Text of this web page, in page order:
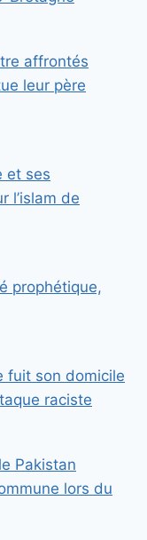
affrontés
leur père
et ses
l’islam de
prophétique,
fuit son domicile
raciste
Pakistan
lors du